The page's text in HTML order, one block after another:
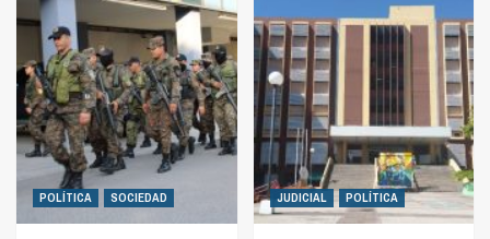
POLÍTICA SOCIEDAD JUDICIAL POLÍTICA